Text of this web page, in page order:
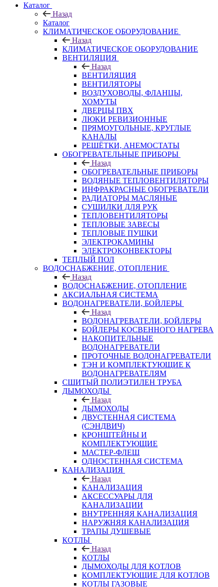
Каталог
Назад
Каталог
КЛИМАТИЧЕСКОЕ ОБОРУДОВАНИЕ
Назад
КЛИМАТИЧЕСКОЕ ОБОРУДОВАНИЕ
ВЕНТИЛЯЦИЯ
Назад
ВЕНТИЛЯЦИЯ
ВЕНТИЛЯТОРЫ
ВОЗДУХОВОДЫ, ФЛАНЦЫ,
ХОМУТЫ
ДВЕРЦЫ ПВХ
ЛЮКИ РЕВИЗИОННЫЕ
ПРЯМОУГОЛЬНЫЕ, КРУГЛЫЕ
КАНАЛЫ
РЕШЁТКИ, АНЕМОСТАТЫ
ОБОГРЕВАТЕЛЬНЫЕ ПРИБОРЫ
Назад
ОБОГРЕВАТЕЛЬНЫЕ ПРИБОРЫ
ВОДЯНЫЕ ТЕПЛОВЕНТИЛЯТОРЫ
ИНФРАКРАСНЫЕ ОБОГРЕВАТЕЛИ
РАДИАТОРЫ МАСЛЯНЫЕ
СУШИЛКИ ДЛЯ РУК
ТЕПЛОВЕНТИЛЯТОРЫ
ТЕПЛОВЫЕ ЗАВЕСЫ
ТЕПЛОВЫЕ ПУШКИ
ЭЛЕКТРОКАМИНЫ
ЭЛЕКТРОКОНВЕКТОРЫ
ТЕПЛЫЙ ПОЛ
ВОДОСНАБЖЕНИЕ, ОТОПЛЕНИЕ
Назад
ВОДОСНАБЖЕНИЕ, ОТОПЛЕНИЕ
АКСИАЛЬНАЯ СИСТЕМА
ВОДОНАГРЕВАТЕЛИ, БОЙЛЕРЫ
Назад
ВОДОНАГРЕВАТЕЛИ, БОЙЛЕРЫ
БОЙЛЕРЫ КОСВЕННОГО НАГРЕВА
НАКОПИТЕЛЬНЫЕ
ВОДОНАГРЕВАТЕЛИ
ПРОТОЧНЫЕ ВОДОНАГРЕВАТЕЛИ
ТЭН И КОМПЛЕКТУЮЩИЕ К
ВОДОНАГРЕВАТЕЛЯМ
СШИТЫЙ ПОЛИЭТИЛЕН ТРУБА
ДЫМОХОДЫ
Назад
ДЫМОХОДЫ
ДВУСТЕННАЯ СИСТЕМА
(СЭНДВИЧ)
КРОНШТЕЙНЫ И
КОМПЛЕКТУЮЩИЕ
МАСТЕР-ФЛЕШ
ОДНОСТЕННАЯ СИСТЕМА
КАНАЛИЗАЦИЯ
Назад
КАНАЛИЗАЦИЯ
АКСЕССУАРЫ ДЛЯ
КАНАЛИЗАЦИИ
ВНУТРЕННЯЯ КАНАЛИЗАЦИЯ
НАРУЖНЯЯ КАНАЛИЗАЦИЯ
ТРАПЫ ДУШЕВЫЕ
КОТЛЫ
Назад
КОТЛЫ
ДЫМОХОДЫ ДЛЯ КОТЛОВ
КОМПЛЕКТУЮЩИЕ ДЛЯ КОТЛОВ
КОТЛЫ ГАЗОВЫЕ